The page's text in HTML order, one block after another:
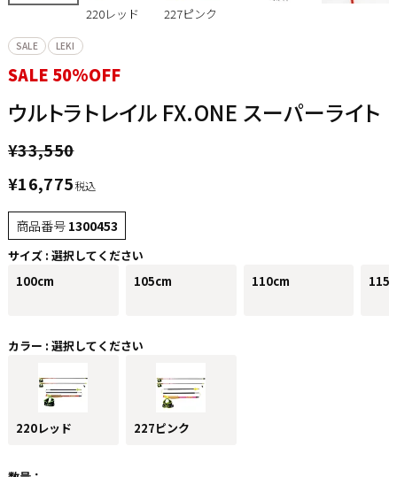
220レッド 227ピンク
SALE LEKI
SALE 50%OFF
ウルトラトレイル FX.ONE スーパーライト
¥33,550
¥16,775税込
商品番号 1300453
サイズ 選択してください
100cm
105cm 110cm
カラー 選択してください
220レッド 227ピンク